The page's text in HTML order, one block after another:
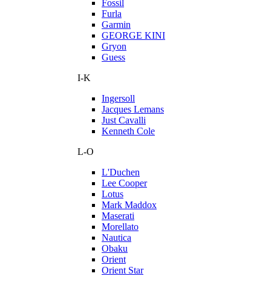
Fossil
Furla
Garmin
GEORGE KINI
Gryon
Guess
I-K
Ingersoll
Jacques Lemans
Just Cavalli
Kenneth Cole
L-O
L'Duchen
Lee Cooper
Lotus
Mark Maddox
Maserati
Morellato
Nautica
Obaku
Orient
Orient Star